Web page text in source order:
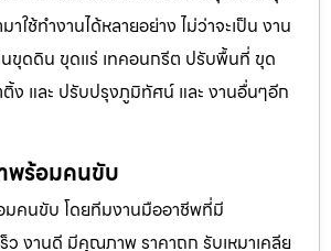
าใช้ทำงานได้หลายอย่าง ไม่ว่าจะเป็น งาน
ขุดดิน ขุดแร่ เทคอนกรีต ปรับพื้นที่ ขุด
ง และ ปรับปรุงภูมิทัศน์ และ งานอื่นๆอีก
พร้อมคนขับ
มคนขับ โดยทีมงานมืออาชีพที่มี
ว งานดี มีคุณภาพ ราคาถูก รับเหมาเคลีย